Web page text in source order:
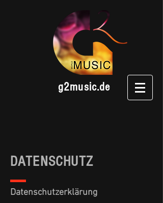
g2music.de
DATENSCHUTZ
Datenschutzerklärung